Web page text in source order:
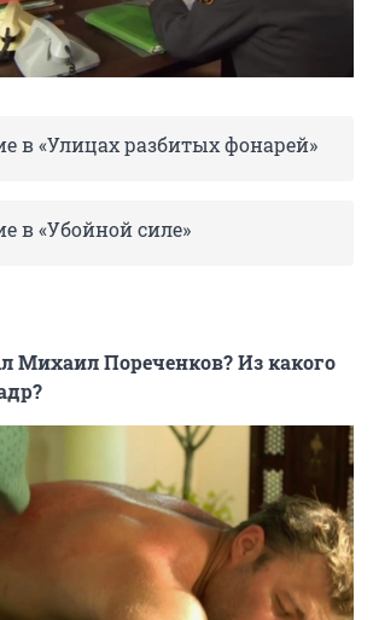
в «Улицах разбитых фонарей»
в «Убойной силе»
Михаил Пореченков? Из какого